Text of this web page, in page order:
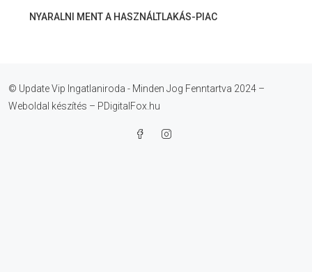
NYARALNI MENT A HASZNÁLTLAKÁS-PIAC
© Update Vip Ingatlaniroda - Minden Jog Fenntartva 2024 –
Weboldal készítés – PDigitalFox.hu